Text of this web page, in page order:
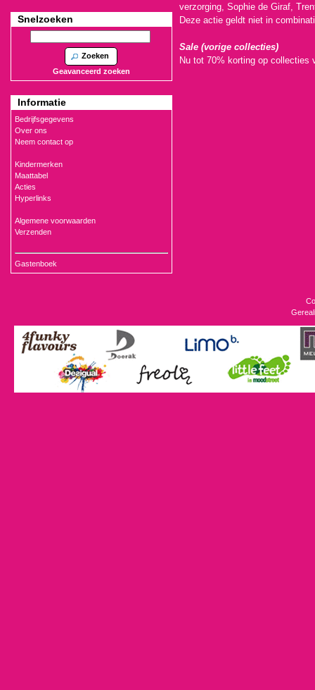
verzorging, Sophie de Giraf,
Deze actie geldt niet in
Sale (vorige collecties)
Nu tot 70% korting op collecties
Snelzoeken
Zoeken
Geavanceerd zoeken
Informatie
Bedrijfsgegevens
Over ons
Neem contact op
Kindermerken
Maattabel
Acties
Hyperlinks
Algemene voorwaarden
Verzenden
Gastenboek